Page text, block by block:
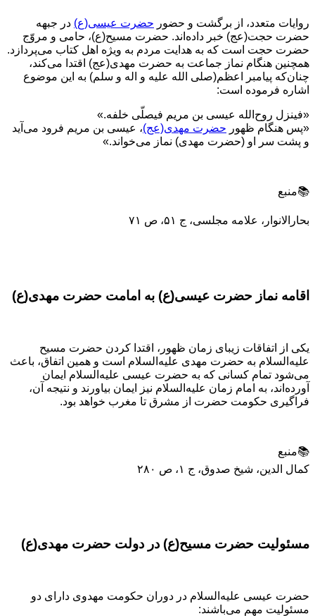
روایات متعدد، از برگشت و حضور حضرت عیسی(ع) در جبهه
حضرت حجت(عج) خبر داده‌اند. حضرت مسیح(ع)، حامی و مروّج
حضرت حجت است که به هدایت مردم به‌ ویژه اهل‌ کتاب می‌پردازد.
همچنین هنگام نماز جماعت به حضرت مهدی(عج) اقتدا می‌کند،
چنان‌که پیامبر اعظم(صلی الله علیه و اله و سلم) به این موضوع
اشاره فرموده است:
«فینزل روح‌الله عیسی بن مریم فیصلّی خلفه.»
«پس هنگام ظهور حضرت مهدی(عج)، عیسی بن مریم فرود می‌آید
و پشت سر او (حضرت مهدی) نماز می‌خواند.»
📚منبع
بحارالانوار، علامه مجلسی، ج ۵۱، ص ۷۱
اقامه نماز حضرت عیسی(ع) به امامت حضرت مهدی(ع)
یکی از اتفاقات زیبای زمان ظهور، اقتدا کردن حضرت مسیح
علیه‌السلام به حضرت مهدی علیه‌السلام است و همین اتفاق، باعث
می‌شود تمام کسانی که به حضرت عیسی علیه‌السلام ایمان
آورده‌اند، به امام زمان علیه‌السلام نیز ایمان بیاورند و نتیجه آن،
فراگیری حکومت حضرت از مشرق تا مغرب خواهد بود.
📚منبع
کمال الدین، شیخ صدوق، ج ۱، ص ۲۸۰
مسئولیت حضرت مسیح(ع) در دولت حضرت مهدی(ع)
حضرت عیسی علیه‌السلام در دوران حکومت مهدوی دارای دو
مسئولیت مهم می‌باشند: